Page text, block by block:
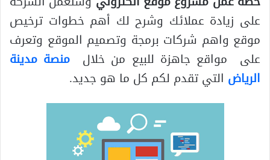
على زيادة عملائك وشرح لك أهم خطوات ترخيص
موقع واهم شركات برمجة وتصميم الموقع وتعرف
على مواقع جاهزة للبيع من خلال
منصة مدينة
الرياض التي تقدم لكم كل ما هو جديد.